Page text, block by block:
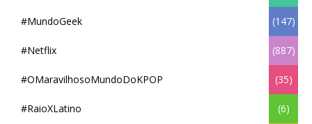
#MundoGeek (147)
#Netflix (887)
#OMaravilhosoMundoDoKPOP (35)
#RaioXLatino (6)